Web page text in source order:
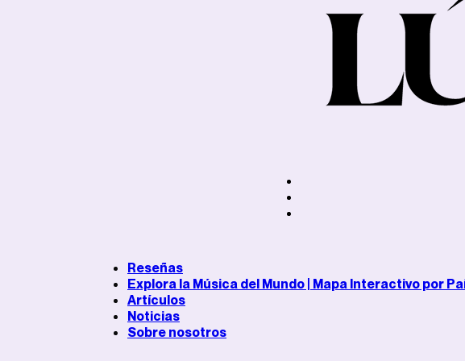
Reseñas
Explora la Música del Mundo | Mapa Interactivo por
Artículos
Noticias
Sobre nosotros